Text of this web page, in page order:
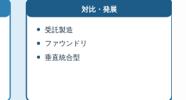
対比・発展
受託製造
ファウンドリ
垂直統合型